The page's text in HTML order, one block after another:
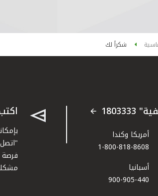
شكراً لك
أمريكا وكندا
1-800-818-8608
أسبانيا
900-905-440
فرصة